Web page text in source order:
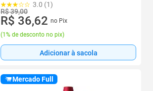
3.0 (1)
R$ 39,00
R$ 36,62 no Pix
(1% de desconto no pix)
Adicionar à sacola
Mercado Full